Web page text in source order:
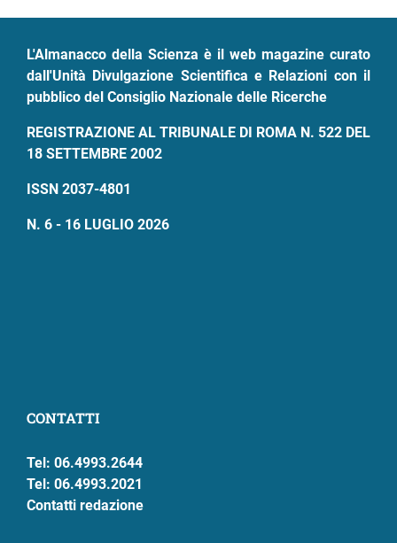
L'Almanacco della Scienza è il web magazine curato
dall'Unità Divulgazione Scientifica e Relazioni con il
pubblico del Consiglio Nazionale delle Ricerche
REGISTRAZIONE AL TRIBUNALE DI ROMA N. 522 DEL
18 SETTEMBRE 2002
ISSN 2037-4801
N. 6 - 16 LUGLIO 2026
CONTATTI
Tel: 06.4993.2644
Tel: 06.4993.2021
Contatti redazione